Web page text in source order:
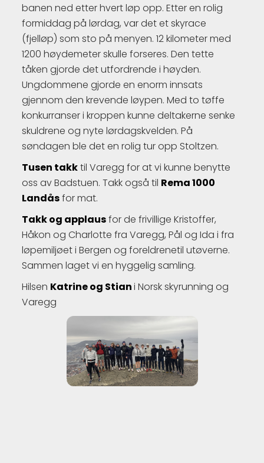
banen ned etter hvert løp opp. Etter en rolig
formiddag på lørdag, var det et skyrace
(fjelløp) som sto på menyen. 12 kilometer med
1200 høydemeter skulle forseres. Den tette
tåken gjorde det utfordrende i høyden.
Ungdommene gjorde en enorm innsats
gjennom den krevende løypen. Med to tøffe
konkurranser i kroppen kunne deltakerne senke
skuldrene og nyte lørdagskvelden. På
søndagen ble det en rolig tur opp Stoltzen.
Tusen takktil Varegg for at vi kunne benytte
oss av Badstuen. Takk også til Rema 1000
Landåsfor mat.
Takk og applausfor de frivillige Kristoffer,
Håkon og Charlotte fra Varegg, Pål og Ida i fra
løpemiljøet i Bergen og foreldrenetil utøverne.
Sammen laget vi en hyggelig samling.
Hilsen Katrine og Stiani Norsk skyrunning og
Varegg